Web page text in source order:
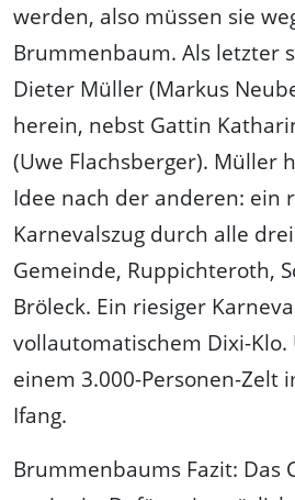
werden, also müssen sie
Brummenbaum. Als letzter
Dieter Müller (Markus
herein, nebst Gattin
(Uwe Flachsberger). Müller
Idee nach der anderen: ein
Karnevalszug durch alle
Gemeinde, Ruppichteroth,
Bröleck. Ein riesiger
vollautomatischem Dixi-
einem 3.000-Personen-Zelt
Ifang.
Brummenbaums Fazit: Das